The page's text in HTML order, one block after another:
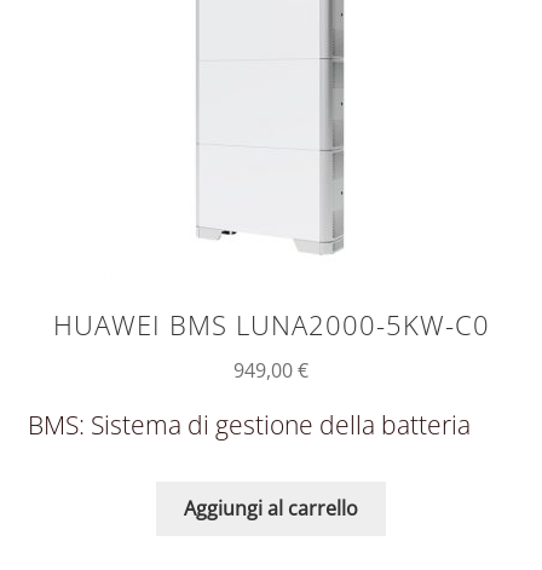
HUAWEI BMS LUNA2000-5KW-C0
949,00€
BMS: Sistema di gestione della batteria
Aggiungi al carrello